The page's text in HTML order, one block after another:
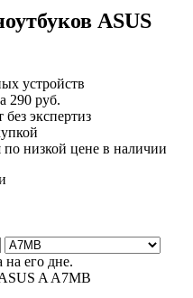
ASUS
устройств
290 руб.
без экспертиз
по низкой цене в наличии
на его дне.